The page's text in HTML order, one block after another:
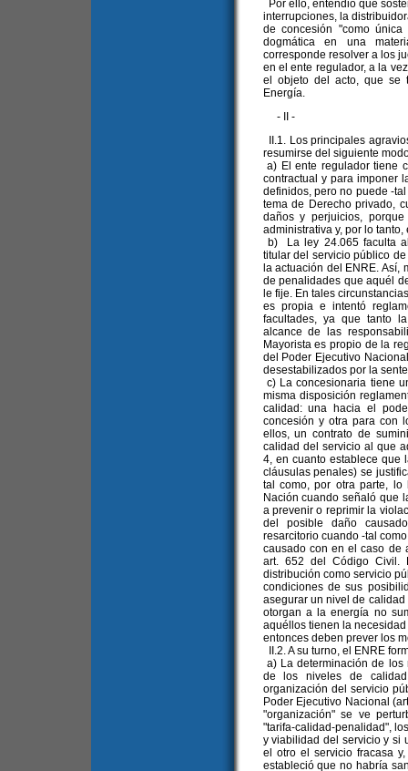
Por ello, entendió que
interrupciones, la
de concesión "como
dogmática en una
corresponde resolver a los
en el ente regulador, a la
el objeto del acto, que se
Energía.
- II -
II.1. Los principales
resumirse del siguiente
a) El ente regulador tiene
contractual y para imponer
definidos, pero no puede -
tema de Derecho privado,
daños y perjuicios,
administrativa y, por lo
b) La ley 24.065 faculta
titular del servicio público
la actuación del ENRE. Así,
de penalidades que aquél
le fije. En tales
es propia e intentó
facultades, ya que tanto
alcance de las
Mayorista es propio de la
del Poder Ejecutivo
desestabilizados por la
c) La concesionaria tiene
misma disposición
calidad: una hacia el
concesión y otra para con
ellos, un contrato de
calidad del servicio al que
4, en cuanto establece que
cláusulas penales) se
tal como, por otra parte,
Nación cuando señaló que
a prevenir o reprimir la
del posible daño
resarcitorio cuando -tal
causado con en el caso de
art. 652 del Código Civil.
distribución como servicio
condiciones de sus
asegurar un nivel de
otorgan a la energía no
aquéllos tienen la
entonces deben prever los
II.2. A su turno, el ENRE
a) La determinación de los
de los niveles de
organización del servicio
Poder Ejecutivo Nacional
"organización" se ve
"tarifa-calidad-penalidad",
y viabilidad del servicio y si
el otro el servicio fracasa
estableció que no habría